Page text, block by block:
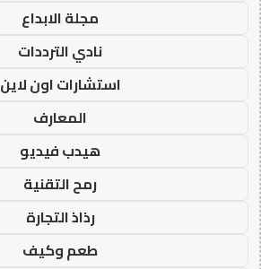
مجلة الابداع
نادي الترددات
استشارات اون لاين
المعارف
هيدب فيديو
رمح التقنية
رذاذ التجارة
طعم وكيف